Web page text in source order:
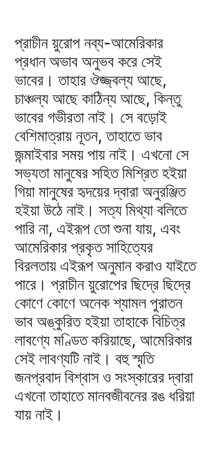
প্রাচীন য়ুরোপ নব্য-আমেরিকার
প্রধান অভাব অনুভব করে সেই
ভাবের। তাহার ঔজ্জ্বল্য আছে,
চাঞ্চল্য আছে কাঠিন্য আছে, কিন্তু
ভাবের গভীরতা নাই। সে বড়োই
বেশিমাত্রায় নূতন, তাহাতে ভাব
জন্মাইবার সময় পায় নাই। এখনো সে
সভ্যতা মানুষের সহিত মিশ্রিত হইয়া
গিয়া মানুষের হৃদয়ের দ্বারা অনুরঞ্জিত
হইয়া উঠে নাই। সত্য মিথ্যা বলিতে
পারি না, এইরূপ তো শুনা যায়, এবং
আমেরিকার প্রকৃত সাহিত্যের
বিরলতায় এইরূপ অনুমান করাও যাইতে
পারে। প্রাচীন য়ুরোপের ছিদ্রে ছিদ্রে
কোণে কোণে অনেক শ্যামল পুরাতন
ভাব অঙ্কুরিত হইয়া তাহাকে বিচিত্র
লাবণ্যে মণ্ডিত করিয়াছে, আমেরিকার
সেই লাবণ্যটি নাই। বহু স্মৃতি
জনপ্রবাদ বিশ্বাস ও সংস্কারের দ্বারা
এখনো তাহাতে মানবজীবনের রঙ ধরিয়া
যায় নাই।